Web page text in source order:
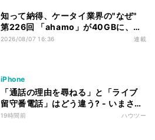
知って納得、ケータイ業界の"なぜ"
第226回 「ahamo」が40GBに、中
容量帯のキャンペーン競争激化の背
2026/08/07 16:36 連載
iPhone
「通話の理由を尋ねる」と「ライブ
留守番電話」はどう違う? - いまさら
聞けないiPhoneのなぜ
19時間前 ハウツー